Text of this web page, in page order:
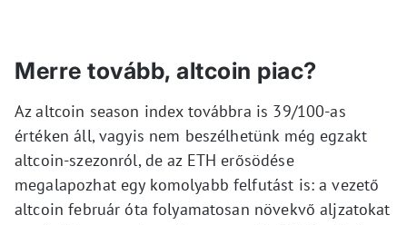
Merre tovább, altcoin piac?
Az altcoin season index továbbra is 39/100-as
értéken áll, vagyis nem beszélhetünk még egzakt
altcoin-szezonról, de az ETH erősödése
megalapozhat egy komolyabb felfutást is: a vezető
altcoin február óta folyamatosan növekvő aljzatokat